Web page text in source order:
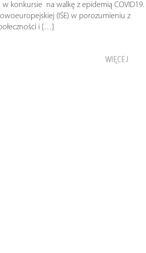
konkursie na walkę z epidemią COVID19.
(IŚE) w porozumieniu z
i […]
WIĘCEJ